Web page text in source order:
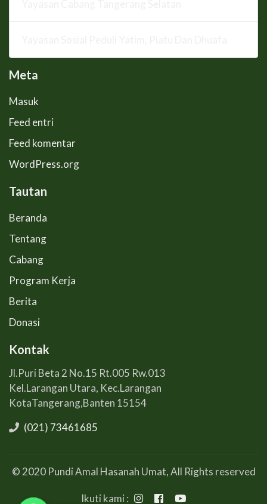
Meta
Masuk
Feed entri
Feed komentar
WordPress.org
Tautan
Beranda
Tentang
Cabang
Program Kerja
Berita
Donasi
Kontak
Jl.Puri Beta 2 No.15 Rt.005 Rw.013
Kel.Larangan Utara, Kec.Larangan
KotaTangerang,Banten 15154
(021) 73461685
© 2020 Pundi Amal Hasanah Umat, All Rights reserved
Ikuti kami :